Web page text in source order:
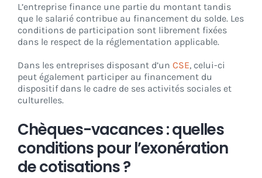
L’entreprise finance une partie du montant tandis
que le salarié contribue au financement du solde. Les
conditions de participation sont librement fixées
dans le respect de la réglementation applicable.
Dans les entreprises disposant d’un CSE, celui-ci
peut également participer au financement du
dispositif dans le cadre de ses activités sociales et
culturelles.
Chèques-vacances : quelles
conditions pour l’exonération
de cotisations ?